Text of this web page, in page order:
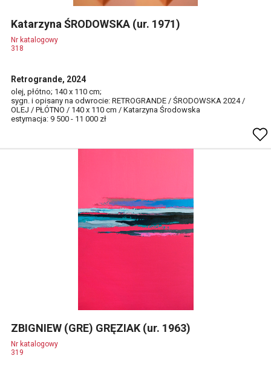
Katarzyna ŚRODOWSKA (ur. 1971)
Nr katalogowy
318
Retrogrande, 2024
olej, płótno; 140 x 110 cm;
sygn. i opisany na odwrocie: RETROGRANDE / ŚRODOWSKA 2024 /
OLEJ / PŁÓTNO / 140 x 110 cm / Katarzyna Środowska
estymacja: 9 500 - 11 000 zł
ZBIGNIEW (GRE) GRĘZIAK (ur. 1963)
Nr katalogowy
319